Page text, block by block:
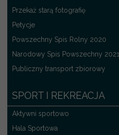
Przekaż starą fotografię
Petycje
Powszechny Spis Rolny 2020
Narodowy Spis Powszechny 2021
Publiczny transport zbiorowy
SPORT I REKREACJA
Aktywni sportowo
Hala Sportowa